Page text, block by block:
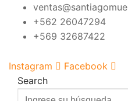
content
+562 26047294
+569 32687422
Instagram
Facebook
Search